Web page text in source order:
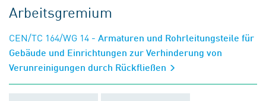
Arbeitsgremium
CEN/TC 164/WG 14 - Armaturen und Rohrleitungsteile für
Gebäude und Einrichtungen zur Verhinderung von
Verunreinigungen durch Rückfließen